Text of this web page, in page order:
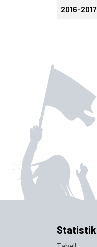
2016-2017
Statistik